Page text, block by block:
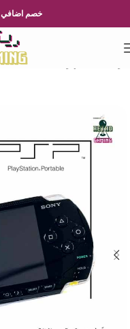
خصم اضافي 5% باستخدام الكود: RG5
Playstation